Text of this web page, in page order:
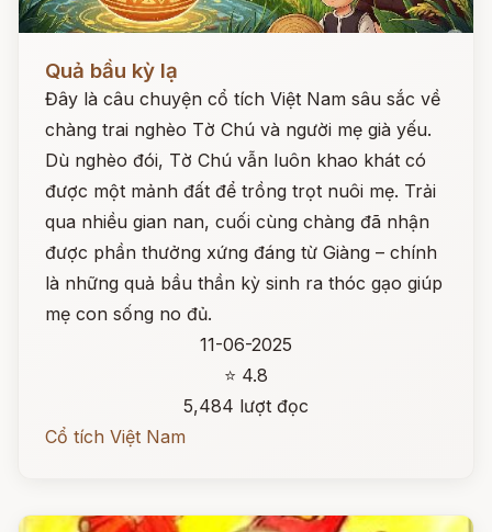
Quả bầu kỳ lạ
Đây là câu chuyện cổ tích Việt Nam sâu sắc về
chàng trai nghèo Tờ Chú và người mẹ già yếu.
Dù nghèo đói, Tờ Chú vẫn luôn khao khát có
được một mảnh đất để trồng trọt nuôi mẹ. Trải
qua nhiều gian nan, cuối cùng chàng đã nhận
được phần thưởng xứng đáng từ Giàng – chính
là những quả bầu thần kỳ sinh ra thóc gạo giúp
mẹ con sống no đủ.
11-06-2025
⭐ 4.8
5,484 lượt đọc
Cổ tích Việt Nam